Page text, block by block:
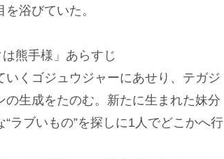
浴びていた。
熊手様」あらすじ
くゴジュウジャーにあせり、テガジ
生成をたのむ。新たに生まれた妹分
ラブいもの”を探しに1人でどこかへ行